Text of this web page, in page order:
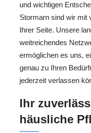
und wichtigen
Stormarn sind wir mit
Ihrer Seite. Unsere
weitreichendes
ermöglichen es uns,
genau zu Ihren
jederzeit verlassen
Ihr
häusliche